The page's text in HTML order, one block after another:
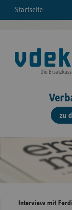
Startseite
zu
Interview mit